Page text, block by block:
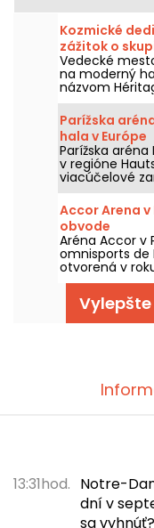
Kozmické
zážitok o
vedeckom a
Vedecké
na moderný
názvom
koncert, ktorý
Queen.
Parížska
hala v Európe
Parížska
v regióne
viacúčelové
dokonalé
Toto
slávnostne
Nanterre, je
fanúšikov
podujatí v
Accor Arena v
obvode
Aréna Accor v
omnisports de
otvorená v
toto slávne
obvode teší
13:31hod. Notre-
dní v
sa vyhnúť?